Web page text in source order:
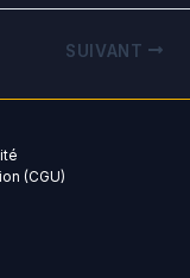
SUIVANT
(CGU)